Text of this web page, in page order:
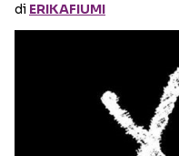
di ERIKAFIUMI